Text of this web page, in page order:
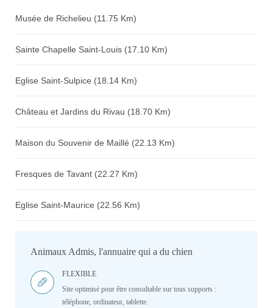
Musée de Richelieu (11.75 Km)
Sainte Chapelle Saint-Louis (17.10 Km)
Eglise Saint-Sulpice (18.14 Km)
Château et Jardins du Rivau (18.70 Km)
Maison du Souvenir de Maillé (22.13 Km)
Fresques de Tavant (22.27 Km)
Eglise Saint-Maurice (22.56 Km)
Animaux Admis, l'annuaire qui a du chien
FLEXIBLE
Site optimisé pour être consultable sur tous supports :
téléphone, ordinateur, tablette.